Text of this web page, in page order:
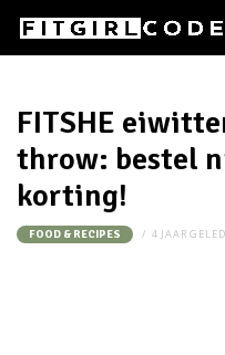
FITSHE
throw: bestel
korting!
FOOD & RECIPES 4 JAAR